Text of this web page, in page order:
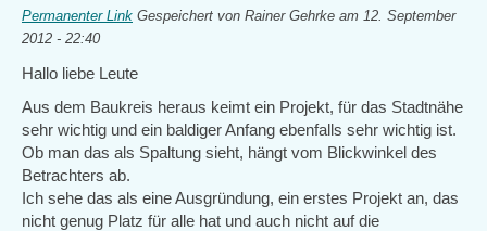
Permanenter Link Gespeichert von Rainer Gehrke am 12. September
2012 - 22:40
Hallo liebe Leute
Aus dem Baukreis heraus keimt ein Projekt, für das Stadtnähe
sehr wichtig und ein baldiger Anfang ebenfalls sehr wichtig ist.
Ob man das als Spaltung sieht, hängt vom Blickwinkel des
Betrachters ab.
Ich sehe das als eine Ausgründung, ein erstes Projekt an, das
nicht genug Platz für alle hat und auch nicht auf die